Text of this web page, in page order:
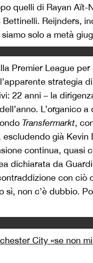
quelli di Rayan Aït-
Reijnders,
solo a metà
Premier League
strategia di
22 anni – la
L’organico
Transfermarkt,
già Kevin
continua, quasi
dichiarata da
con ciò
non c’è dubbio.
City «se non